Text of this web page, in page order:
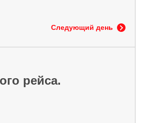
Следующий день
рейса.